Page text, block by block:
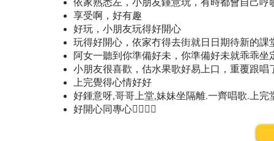
依家熟悉左，小朋友鍾意玩，有時都會自己哼
享受啊，好有趣
好玩，小朋友玩得好開心
玩得好開心，依家冇得去街就日日期待新的課
阿女一聽到你準備好未，你準備好未就乖乖
小朋友很喜歡，估水果歌好易上口，重覆跟
上完覺得心情好好
好鍾意呀,哥哥上堂,妹妹坐隔離.一齊唱歌.上完
好開心同專心👍🏻👍🏻